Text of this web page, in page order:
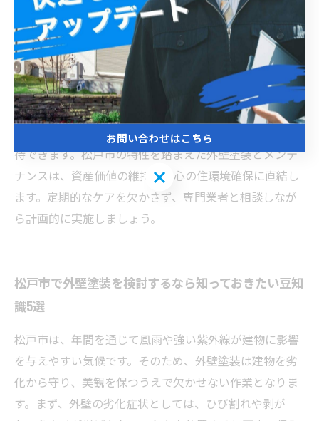
保つことができます。松戸市の気候に適した塗料選びや
施工方法を選ぶことが長持ちの秘訣です。例えば、紫外
線対策に優れた塗料や、防水性の高い製品を選ぶこと
で、塗膜の剥がれやひび割れを軽減できます。また、定
期点検を行い、ひび割れやカビの発生などの初期症状を
早期に発見することも重要です。日々の簡単な清掃や風
通しを良くすることで、外壁の劣化を遅らせる効果が期
待できます。松戸市の特性を踏まえた外壁塗装とメンテ
ナンスは、資産価値の維持と安心の住環境確保に直結し
ます。定期的なケアを欠かさず、専門業者と相談しなが
ら計画的に実施しましょう。
松戸市で外壁塗装を検討するなら知っておきたい豆知
識5選
松戸市は、年間を通じて風雨や強い紫外線が建物に影響
を与えやすい気候です。そのため、外壁塗装は建物を劣
化から守り、美観を保つうえで欠かせない作業となりま
す。まず、外壁の劣化症状としては、ひび割れや剥が
お問い合わせはこちら
お問い合わせはこちら